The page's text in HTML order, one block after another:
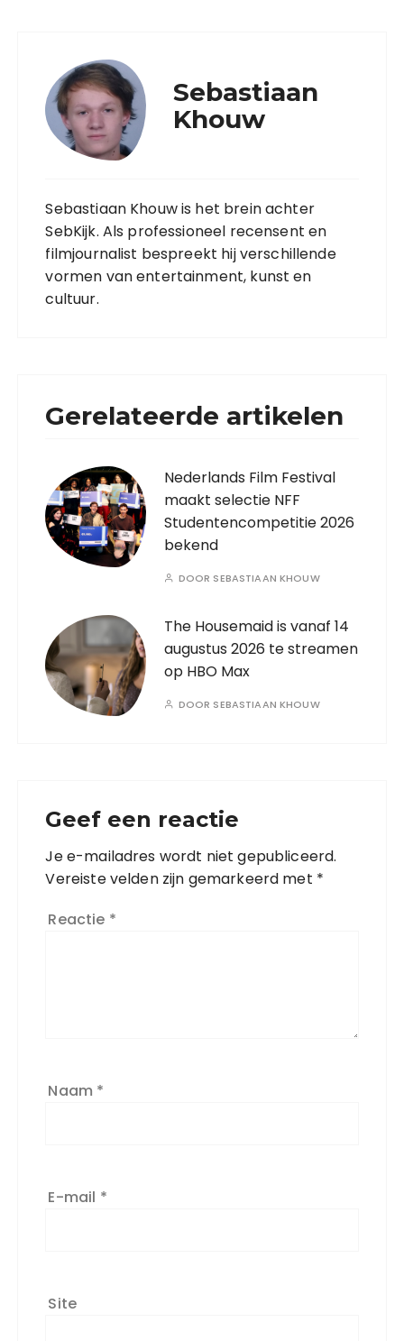
Sebastiaan
Khouw
Sebastiaan Khouw is het brein achter
SebKijk. Als professioneel recensent en
filmjournalist bespreekt hij verschillende
vormen van entertainment, kunst en
cultuur.
Gerelateerde artikelen
Nederlands Film Festival
maakt selectie NFF
Studentencompetitie 2026
bekend
DOOR SEBASTIAAN KHOUW
The Housemaid is vanaf 14
augustus 2026 te streamen
op HBO Max
DOOR SEBASTIAAN KHOUW
Geef een reactie
Je e-mailadres wordt niet gepubliceerd.
Vereiste velden zijn gemarkeerd met *
Reactie *
Naam *
E-mail *
Site